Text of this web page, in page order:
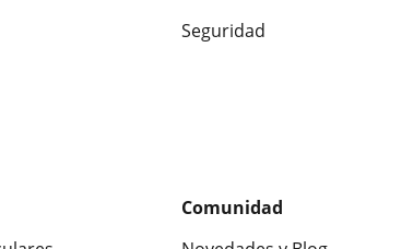
Seguridad
Comunidad